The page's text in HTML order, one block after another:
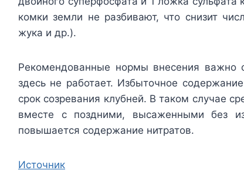
комки земли не разбивают, что снизит
жука и др.).
Рекомендованные нормы внесения
здесь не работает. Избыточное
срок созревания клубней. В таком случае
вместе с поздними, высаженными без
повышается содержание нитратов.
Источник